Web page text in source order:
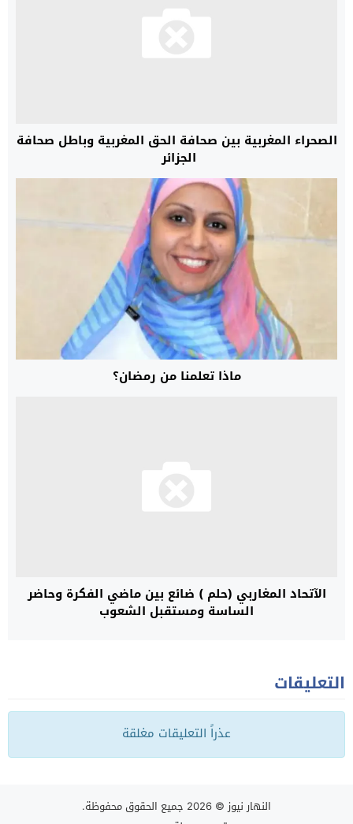
الصحراء المغربية بين صحافة الحق المغربية وباطل صحافة
الجزائر
ماذا تعلمنا من رمضان؟
الآتحاد المغاربي (حلم ) ضائع بين ماضي الفكرة وحاضر
الساسة ومستقبل الشعوب
التعليقات
عذراً التعليقات مغلقة
النهار نيوز © 2026 جميع الحقوق محفوظة.